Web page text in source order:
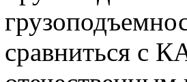
сравниться с